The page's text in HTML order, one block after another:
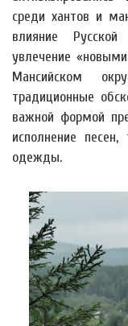
среди хантов и
влияние Русской
увлечение
Мансийском
традиционные
важной формой
исполнение
одежды.